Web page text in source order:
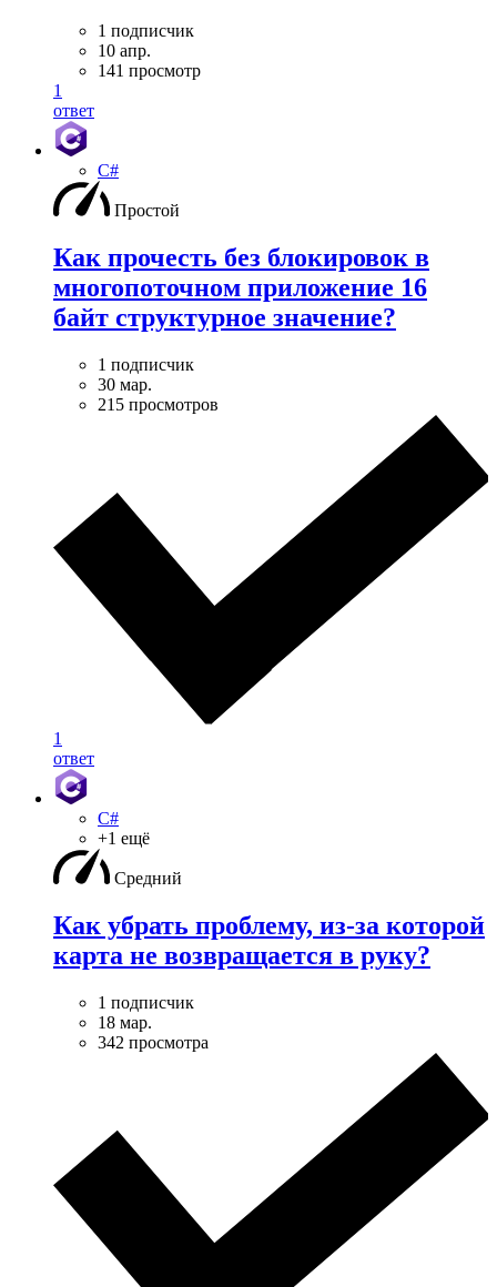
1 подписчик
10 апр.
141 просмотр
1
ответ
C#
Простой
Как прочесть без блокировок в
многопоточном приложение 16
байт структурное значение?
1 подписчик
30 мар.
215 просмотров
1
ответ
C#
+1 ещё
Средний
Как убрать проблему, из-за которой
карта не возвращается в руку?
1 подписчик
18 мар.
342 просмотра